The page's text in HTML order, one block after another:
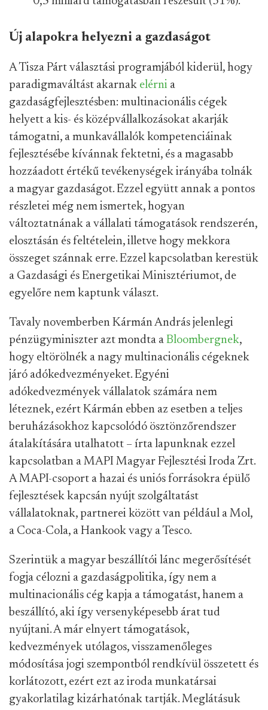
Új alapokra helyezni a gazdaságot
A Tisza Párt választási programjából kiderül, hogy
paradigmaváltást akarnak elérni a
gazdaságfejlesztésben: multinacionális cégek
helyett a kis- és középvállalkozásokat akarják
támogatni, a munkavállalók kompetenciáinak
fejlesztésébe kívánnak fektetni, és a magasabb
hozzáadott értékű tevékenységek irányába tolnák
a magyar gazdaságot. Ezzel együtt annak a pontos
részletei még nem ismertek, hogyan
változtatnának a vállalati támogatások rendszerén,
elosztásán és feltételein, illetve hogy mekkora
összeget szánnak erre. Ezzel kapcsolatban kerestük
a Gazdasági és Energetikai Minisztériumot, de
egyelőre nem kaptunk választ.
Tavaly novemberben Kármán András jelenlegi
pénzügyminiszter azt mondta a Bloombergnek,
hogy eltörölnék a nagy multinacionális cégeknek
járó adókedvezményeket. Egyéni
adókedvezmények vállalatok számára nem
léteznek, ezért Kármán ebben az esetben a teljes
beruházásokhoz kapcsolódó ösztönzőrendszer
átalakítására utalhatott – írta lapunknak ezzel
kapcsolatban a MAPI Magyar Fejlesztési Iroda Zrt.
A MAPI-csoport a hazai és uniós forrásokra épülő
fejlesztések kapcsán nyújt szolgáltatást
vállalatoknak, partnerei között van például a Mol,
a Coca-Cola, a Hankook vagy a Tesco.
Szerintük a magyar beszállítói lánc megerősítését
fogja célozni a gazdaságpolitika, így nem a
multinacionális cég kapja a támogatást, hanem a
beszállító, aki így versenyképesebb árat tud
nyújtani. A már elnyert támogatások,
kedvezmények utólagos, visszamenőleges
módosítása jogi szempontból rendkívül összetett és
korlátozott, ezért ezt az iroda munkatársai
gyakorlatilag kizárhatónak tartják. Meglátásuk